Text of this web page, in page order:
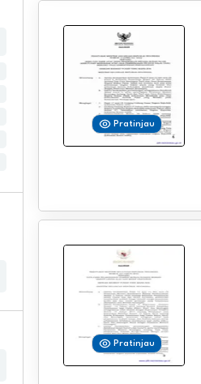
Pratinjau
Pratinjau